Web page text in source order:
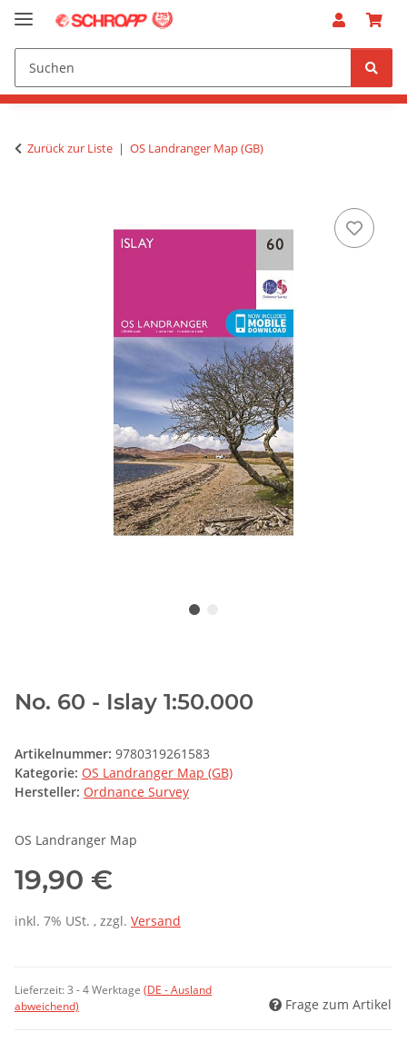
Zurück zur Liste OS Landranger Map (GB)
No. 60 - Islay 1:50.000
Artikelnummer: 9780319261583
Kategorie: OS Landranger Map (GB)
Hersteller: Ordnance Survey
OS Landranger Map
19,90 €
inkl. 7% USt. , zzgl. Versand
Lieferzeit:3 - 4 Werktage (DE - Ausland
abweichend)
Frage zum Artikel